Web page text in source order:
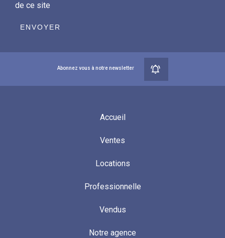
de ce site
ENVOYER
Abonnez vous à notre newsletter
Accueil
Ventes
Locations
Professionnelle
Vendus
Notre agence